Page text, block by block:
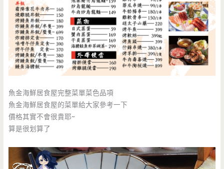
魚金海鮮居食屋完整菜單菜色品項
魚金海鮮居食屋的菜單給大家參考一下
價格其實不會很貴耶~
算是很划算了